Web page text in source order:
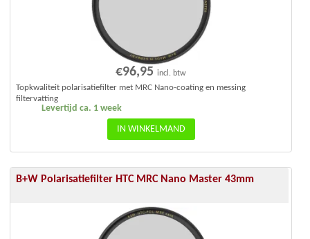
€96,95 incl. btw
Levertijd ca. 1 week
Topkwaliteit polarisatiefilter met MRC Nano-coating en messing
filtervatting
IN WINKELMAND
B+W Polarisatiefilter HTC MRC Nano Master 43mm